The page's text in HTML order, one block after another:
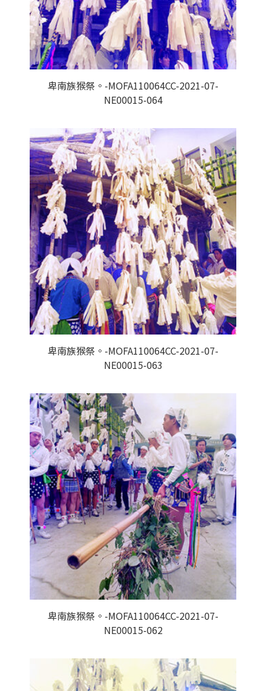
卑南族猴祭。-MOFA110064CC-2021-07-
NE00015-064
卑南族猴祭。-MOFA110064CC-2021-07-
NE00015-063
卑南族猴祭。-MOFA110064CC-2021-07-
NE00015-062